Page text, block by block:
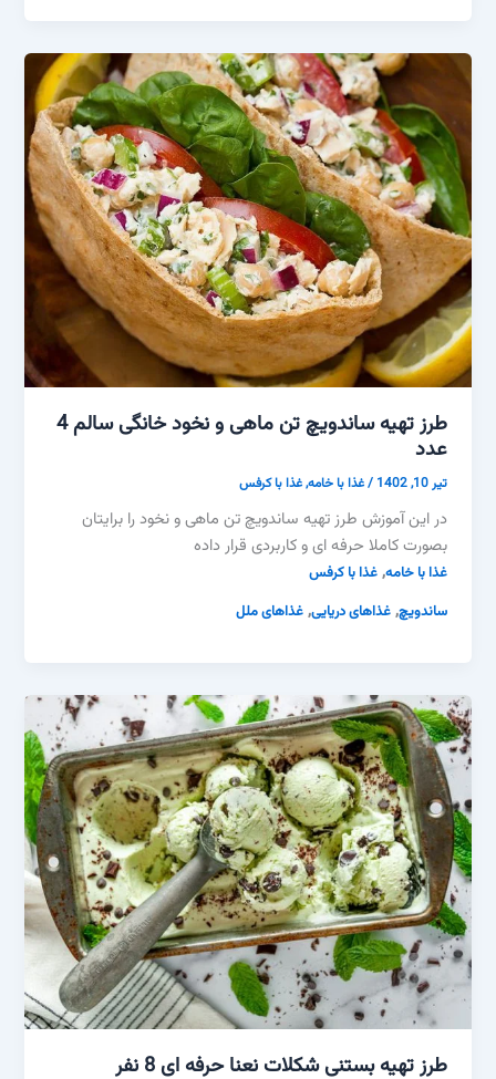
طرز تهیه ساندویچ تن ماهی و نخود خانگی سالم 4
عدد
تیر 10, 1402 /غذا با خامه,غذا با کرفس
در این آموزش طرز تهیه ساندویچ تن ماهی و نخود را برایتان
بصورت کاملا حرفه ای و کاربردی قرار داده
غذا با خامه,غذا با کرفس
ساندویچ,غذاهای دریایی,غذاهای ملل
طرز تهیه بستنی شکلات نعنا حرفه ای 8 نفر